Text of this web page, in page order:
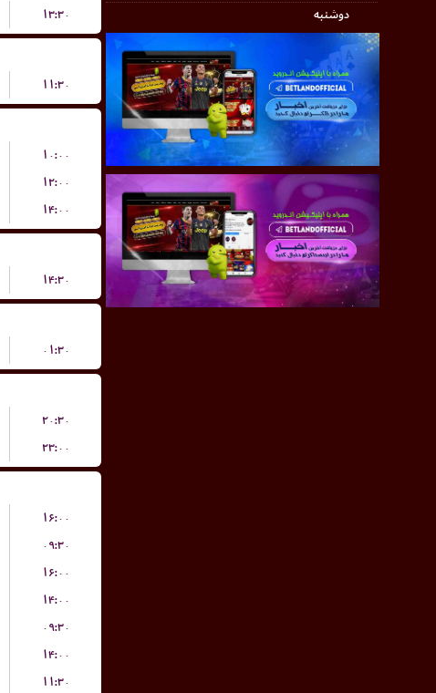
دوشنبه
۱۳:۳۰
۱۱:۳۰
۱۰:۰۰
۱۲:۰۰
۱۴:۰۰
۱۴:۳۰
۰۱:۳۰
۲۰:۳۰
۲۳:۰۰
۱۶:۰۰
۰۹:۳۰
۱۶:۰۰
۱۴:۰۰
۰۹:۳۰
۱۴:۰۰
۱۱:۳۰